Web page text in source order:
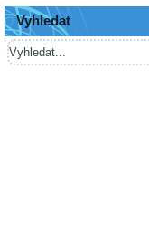
Vyhledat